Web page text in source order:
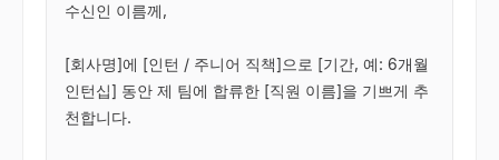
수신인 이름께,
[회사명]에 [인턴 / 주니어 직책]으로 [기간, 예: 6개월
인턴십] 동안 제 팀에 합류한 [직원 이름]을 기쁘게 추
천합니다.